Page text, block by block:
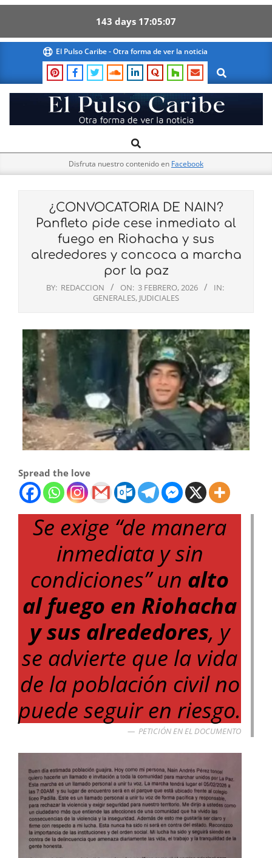
143 days 17 05 06
content
El Pulso Caribe - Otra forma de ver la noticia
Search
El
Pulso
Navigation
Search
Disfruta nuestro contenido en Facebook
¿CONVOCATORIA DE NAIN?
Panfleto pide cese inmediato al
fuego en Riohacha y sus
alrededores y concoca a marcha
por la paz
BY: REDACCION ON: 3 FEBRERO, 2026
IN:
GENERALES, JUDICIALES
Spread the love
Se exige “de manera
inmediata y sin
condiciones” un alto
al fuego en Riohacha
y sus alrededores, y
se advierte que la vida
de la población civil no
puede seguir en riesgo.
PETICIÓN EN EL DOCUMENTO